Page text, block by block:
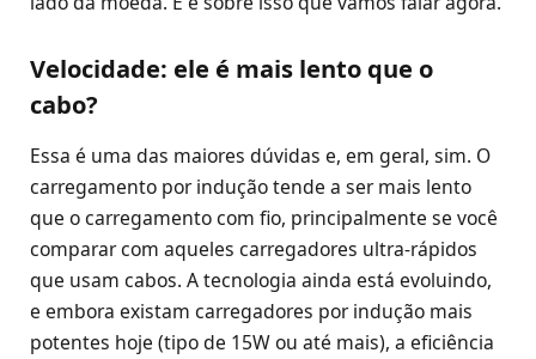
Velocidade: ele é mais lento que o
cabo?
Essa é uma das maiores dúvidas e, em geral, sim. O
carregamento por indução tende a ser mais lento
que o carregamento com fio, principalmente se você
comparar com aqueles carregadores ultra-rápidos
que usam cabos. A tecnologia ainda está evoluindo,
e embora existam carregadores por indução mais
potentes hoje (tipo de 15W ou até mais), a eficiência